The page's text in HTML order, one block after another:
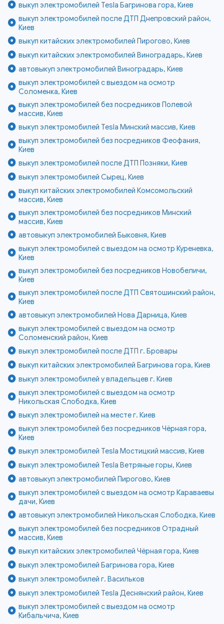
выкуп электромобилей Tesla Багринова гора, Киев
выкуп электромобилей после ДТП Днепровский район,
Киев
выкуп китайских электромобилей Пирогово, Киев
выкуп китайских электромобилей Виноградарь, Киев
автовыкуп электромобилей Виноградарь, Киев
выкуп электромобилей с выездом на осмотр
Соломенка, Киев
выкуп электромобилей без посредников Полевой
массив, Киев
выкуп электромобилей Tesla Минский массив, Киев
выкуп электромобилей без посредников Феофания,
Киев
выкуп электромобилей после ДТП Позняки, Киев
выкуп электромобилей Сырец, Киев
выкуп китайских электромобилей Комсомольский
массив, Киев
выкуп электромобилей без посредников Минский
массив, Киев
автовыкуп электромобилей Быковня, Киев
выкуп электромобилей с выездом на осмотр Куреневка,
Киев
выкуп электромобилей без посредников Новобеличи,
Киев
выкуп электромобилей после ДТП Святошинский район,
Киев
автовыкуп электромобилей Нова Дарница, Киев
выкуп электромобилей с выездом на осмотр
Соломенский район, Киев
выкуп электромобилей после ДТП г. Бровары
выкуп китайских электромобилей Багринова гора, Киев
выкуп электромобилей у владельцев г. Киев
выкуп электромобилей с выездом на осмотр
Никольская Слободка, Киев
выкуп электромобилей на месте г. Киев
выкуп электромобилей без посредников Чёрная гора,
Киев
выкуп электромобилей Tesla Мостицкий массив, Киев
выкуп электромобилей Tesla Ветряные горы, Киев
автовыкуп электромобилей Пирогово, Киев
выкуп электромобилей с выездом на осмотр Караваевы
дачи, Киев
автовыкуп электромобилей Никольская Слободка, Киев
выкуп электромобилей без посредников Отрадный
массив, Киев
выкуп китайских электромобилей Чёрная гора, Киев
выкуп электромобилей Багринова гора, Киев
выкуп электромобилей г. Васильков
выкуп электромобилей Tesla Деснянский район, Киев
выкуп электромобилей с выездом на осмотр
Кибальчича, Киев